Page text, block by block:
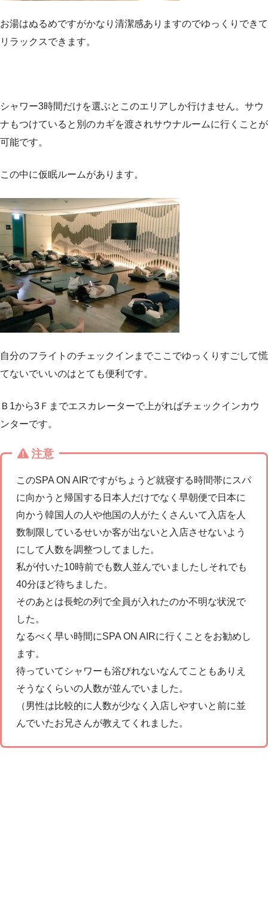
お湯はぬるめですがかなり清潔感ありますのでゆっくりできて
リラックスできます。
シャワー3時間だけを選ぶとこのエリアしか行けません。サウ
ナもつけていると別のカギを渡されサウナルームに行くことが
可能です。
この中に仮眠ルームがあります。
自分のフライトのチェックインまでここでゆっくりすごして慌
てないでいいのはとても便利です。
Ｂ1から3Ｆまでエスカレーターで上がればチェックインカウ
ンターです。
注意
このSPA ON AIRですがちょうど就寝する時間帯にスパ
に向かうと帰国する日本人だけでなく早朝便で日本に
向かう韓国人の人や他国の人がたくさんいて入店を人
数制限しているせいか客が出ないと入店させないよう
にして人数を調整つしてました。
私が付いた10時前でも数人並んでいましたしそれでも
40分ほど待ちました。
そのあとは長蛇の列で全員が入れたのか不明な状況で
した。
なるべく早い時間にSPA ON AIRに行くことをお勧めし
ます。
待っていてシャワーも浴びれないなんてこともありえ
そうなくらいの人数が並んでいました。
（男性は比較的に人数が少なく入店しやすいと前に並
んでいたお兄さんが教えてくれました。